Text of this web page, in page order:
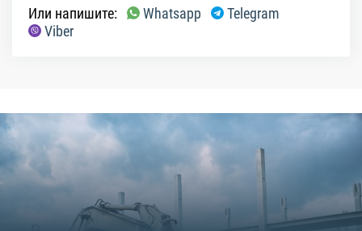
Или напишите:
Whatsapp
Telegram
Viber